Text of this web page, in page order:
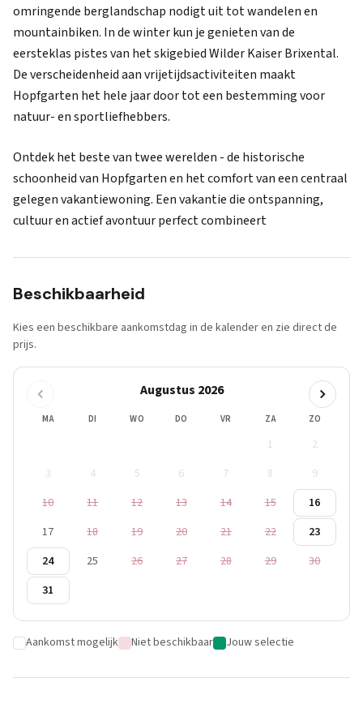
omringende berglandschap nodigt uit tot wandelen en
mountainbiken. In de winter kun je genieten van de
eersteklas pistes van het skigebied Wilder Kaiser Brixental.
De verscheidenheid aan vrijetijdsactiviteiten maakt
Hopfgarten het hele jaar door tot een bestemming voor
natuur- en sportliefhebbers.
Ontdek het beste van twee werelden - de historische
schoonheid van Hopfgarten en het comfort van een centraal
gelegen vakantiewoning. Een vakantie die ontspanning,
cultuur en actief avontuur perfect combineert
Beschikbaarheid
Kies een beschikbare aankomstdag in de kalender en zie direct de
prijs.
Augustus 2026
MA DI WO DO VR ZA ZO
1
2
3
4 5 6 7 8
9
10
11 12 13 14 15
16
17
18 19 20 21 22
23
24
25 26 27 28 29
30
31
Aankomst mogelijk Niet beschikbaar Jouw selectie